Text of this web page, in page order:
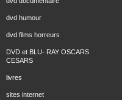
dvd humour
dvd films horreurs
DVD et BLU- RAY OSCARS
CESARS
livres
sites internet